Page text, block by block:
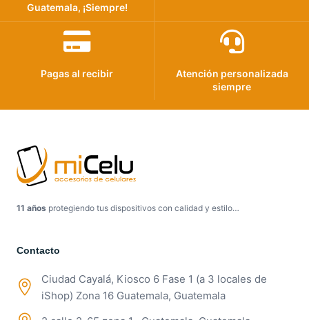
Guatemala, ¡Siempre!
Pagas al recibir
Atención personalizada
siempre
11 años protegiendo tus dispositivos con calidad y estilo…
Contacto
Ciudad Cayalá, Kiosco 6 Fase 1 (a 3 locales de
iShop) Zona 16 Guatemala, Guatemala